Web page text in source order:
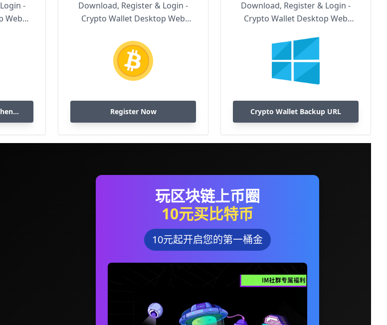
-
Web
Download, Register & Login -
Crypto Wallet Desktop Web
Register Now
Download, Register & Login -
Crypto Wallet Desktop Web
Crypto Wallet Backup URL
玩区块链上币圈
10元买比特币
10元起开启您的第一桶金